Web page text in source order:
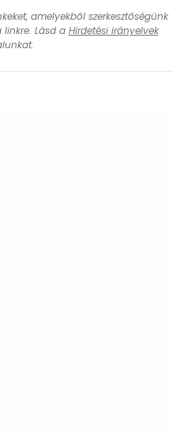
amelyekből szerkesztőségünk
Lásd a Hirdetési irányelvek